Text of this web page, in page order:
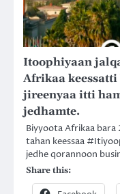
Itoophiyaan
Afrikaa keessatti
jireenyaa itti
jedhamte.
Biyyoota Afrikaa bara
tahan keessaa
jedhe qorannoon
Share this: